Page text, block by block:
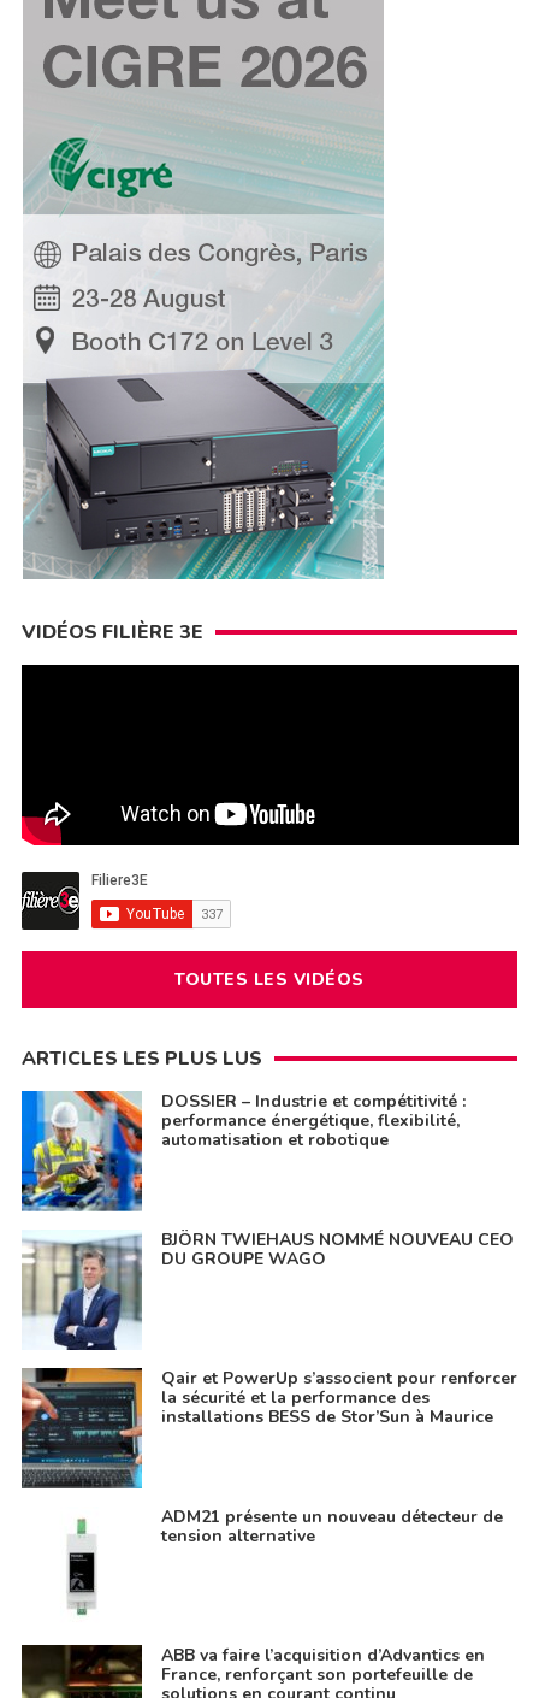
VIDÉOS FILIÈRE 3E
TOUTES LES VIDÉOS
ARTICLES LES PLUS LUS
DOSSIER – Industrie et compétitivité :
performance énergétique, flexibilité,
automatisation et robotique
BJÖRN TWIEHAUS NOMMÉ NOUVEAU CEO
DU GROUPE WAGO
Qair et PowerUp s’associent pour renforcer
la sécurité et la performance des
installations BESS de Stor’Sun à Maurice
ADM21 présente un nouveau détecteur de
tension alternative
ABB va faire l’acquisition d’Advantics en
France, renforçant son portefeuille de
solutions en courant continu